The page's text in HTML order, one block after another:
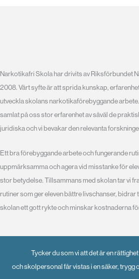
Narkotikafri Skola har drivits av Riksförbundet
2008. Vårt syfte är att sprida kunskap,
utveckla skolans narkotikaförebyggande
samlat på oss stor erfarenhet av såväl de
juridiska och vi bevakar den relevanta
Ett bra förebyggande arbete och fungerande
uppmärksamma och agera vid misstanke för
stor betydelse. Tillsammans med skolan tar vi
rutiner som ger eleven bättre livschanser, bidrar
skolan ett gott rykte och minskar kostnaderna
Tycker du som vi att det är en
och skolpersonal får vistas i en säker,